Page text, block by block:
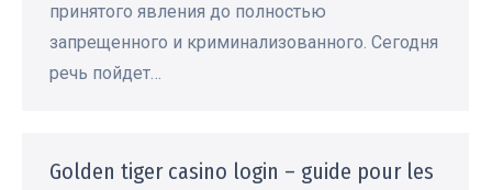
принятого явления до полностью
запрещенного и криминализованного. Сегодня
речь пойдет…
Golden tiger casino login – guide pour les